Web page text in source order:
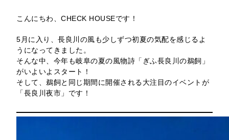
こんにちわ、CHECK HOUSEです！
5月に入り、長良川の風も少しずつ初夏の気配を感じるよ
うになってきました。
そんな中、今年も岐阜の夏の風物詩「ぎふ長良川の鵜飼」
がいよいよスタート！
そして、鵜飼と同じ期間に開催される大注目のイベントが
「長良川夜市」です！